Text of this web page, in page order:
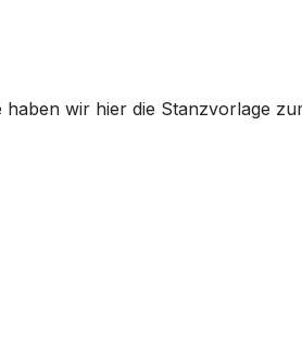
wir hier die Stanzvorlage